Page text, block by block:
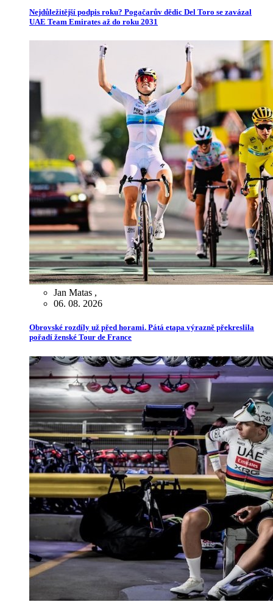
Nejdůležitější podpis roku? Pogačarův dědic Del Toro se zavázal
UAE Team Emirates až do roku 2031
Jan Matas ,
06. 08. 2026
Obrovské rozdíly už před horami. Pátá etapa výrazně překreslila
pořadí ženské Tour de France